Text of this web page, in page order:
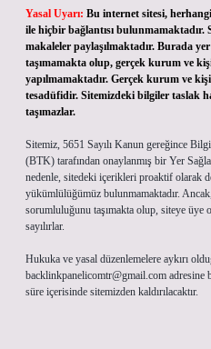
Yasal Uyarı: Bu internet sitesi,
ile hiçbir bağlantısı bulunmamaktadır.
makaleler paylaşılmaktadır. Burada
taşımamakta olup, gerçek kurum ve
yapılmamaktadır. Gerçek kurum ve
tesadüfidir. Sitemizdeki bilgiler taslak
taşımazlar.
Sitemiz, 5651 Sayılı Kanun gereğince
(BTK) tarafından onaylanmış bir Yer
nedenle, sitedeki içerikleri proaktif olarak
yükümlülüğümüz bulunmamaktadır.
sorumluluğunu taşımakta olup, siteye
sayılırlar.
Hukuka ve yasal düzenlemelere aykırı
backlinkpanelicomtr@gmail.com adresine
süre içerisinde sitemizden kaldırılacaktır.